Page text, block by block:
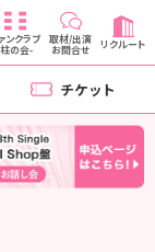
ンクラブ
の会-
取材/出演
お問合せ リクルート
チケット